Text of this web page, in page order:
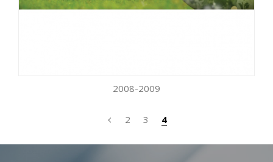
2008-2009
2 3 4